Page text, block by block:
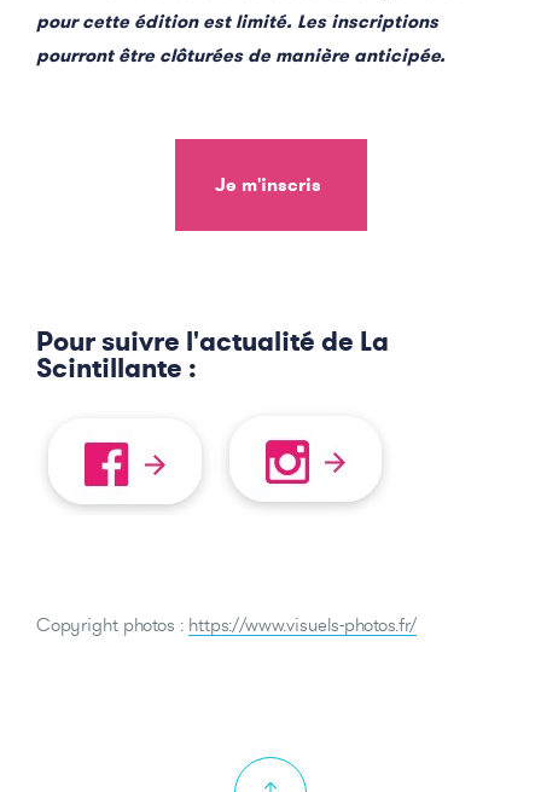
pour cette édition est limité. Les inscriptions
pourront être clôturées de manière anticipée.
Je m'inscris
Pour suivre l'actualité de La
Scintillante :
Copyright photos : https://www.visuels-photos.fr/